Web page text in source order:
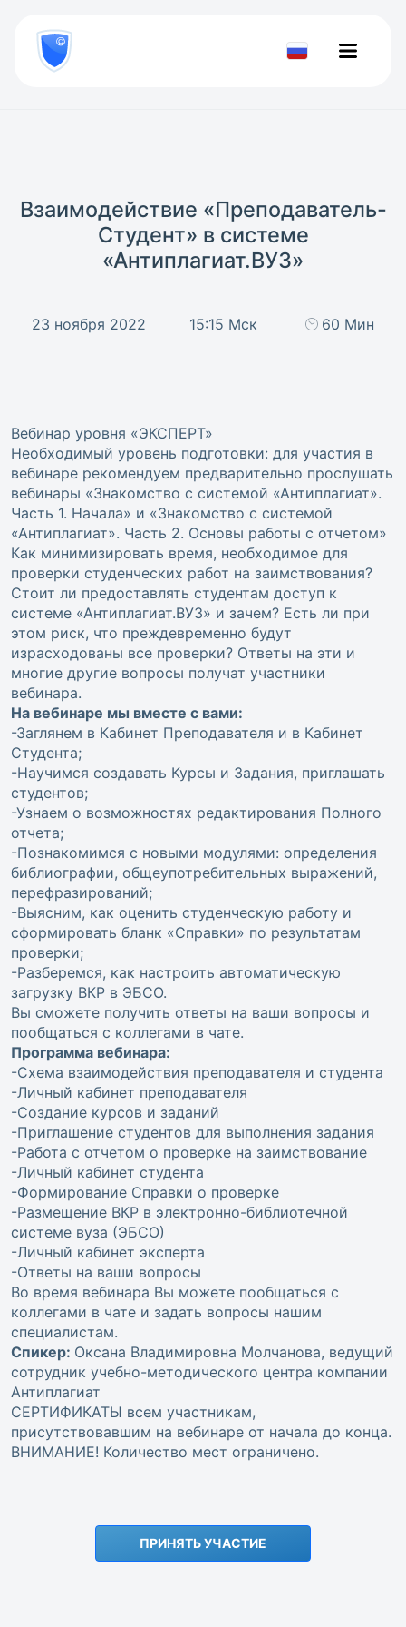
800
777-
81-Проверить
Взаимодействие «Преподаватель-
Студент» в системе
«Антиплагиат.ВУЗ»
23 ноября 2022 15:15 Мск 60 Мин
Вебинар уровня «ЭКСПЕРТ»
Необходимый уровень подготовки: для участия в
вебинаре рекомендуем предварительно прослушать
вебинары «Знакомство с системой «Антиплагиат».
Часть 1. Начала» и «Знакомство с системой
«Антиплагиат». Часть 2. Основы работы с отчетом»
Как минимизировать время, необходимое для
проверки студенческих работ на заимствования?
Стоит ли предоставлять студентам доступ к
системе «Антиплагиат.ВУЗ» и зачем? Есть ли при
этом риск, что преждевременно будут
израсходованы все проверки? Ответы на эти и
многие другие вопросы получат участники
вебинара.
На вебинаре мы вместе с вами:
-Заглянем в Кабинет Преподавателя и в Кабинет
Студента;
-Научимся создавать Курсы и Задания, приглашать
студентов;
-Узнаем о возможностях редактирования Полного
отчета;
-Познакомимся с новыми модулями: определения
библиографии, общеупотребительных выражений,
перефразирований;
-Выясним, как оценить студенческую работу и
сформировать бланк «Справки» по результатам
проверки;
-Разберемся, как настроить автоматическую
загрузку ВКР в ЭБСО.
Вы сможете получить ответы на ваши вопросы и
пообщаться с коллегами в чате.
Программа вебинара:
-Схема взаимодействия преподавателя и студента
-Личный кабинет преподавателя
-Создание курсов и заданий
-Приглашение студентов для выполнения задания
-Работа с отчетом о проверке на заимствование
-Личный кабинет студента
-Формирование Справки о проверке
-Размещение ВКР в электронно-библиотечной
системе вуза (ЭБСО)
-Личный кабинет эксперта
-Ответы на ваши вопросы
Во время вебинара Вы можете пообщаться с
коллегами в чате и задать вопросы нашим
специалистам.
Спикер: Оксана Владимировна Молчанова, ведущий
сотрудник учебно-методического центра компании
Антиплагиат
СЕРТИФИКАТЫ всем участникам,
присутствовавшим на вебинаре от начала до конца.
ВНИМАНИЕ! Количество мест ограничено.
ПРИНЯТЬ УЧАСТИЕ